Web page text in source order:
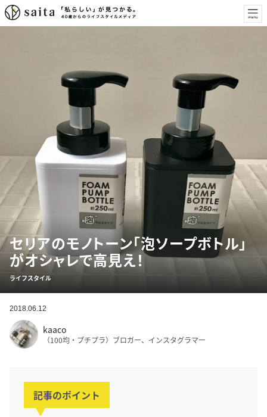
セリアのモノトーン「泡ソープボトル」
がオシャレで高見え！
ライフスタイル
2018.06.12
kaaco
（100均・プチプラ）ブロガー、インスタグラマー
記事のポイント